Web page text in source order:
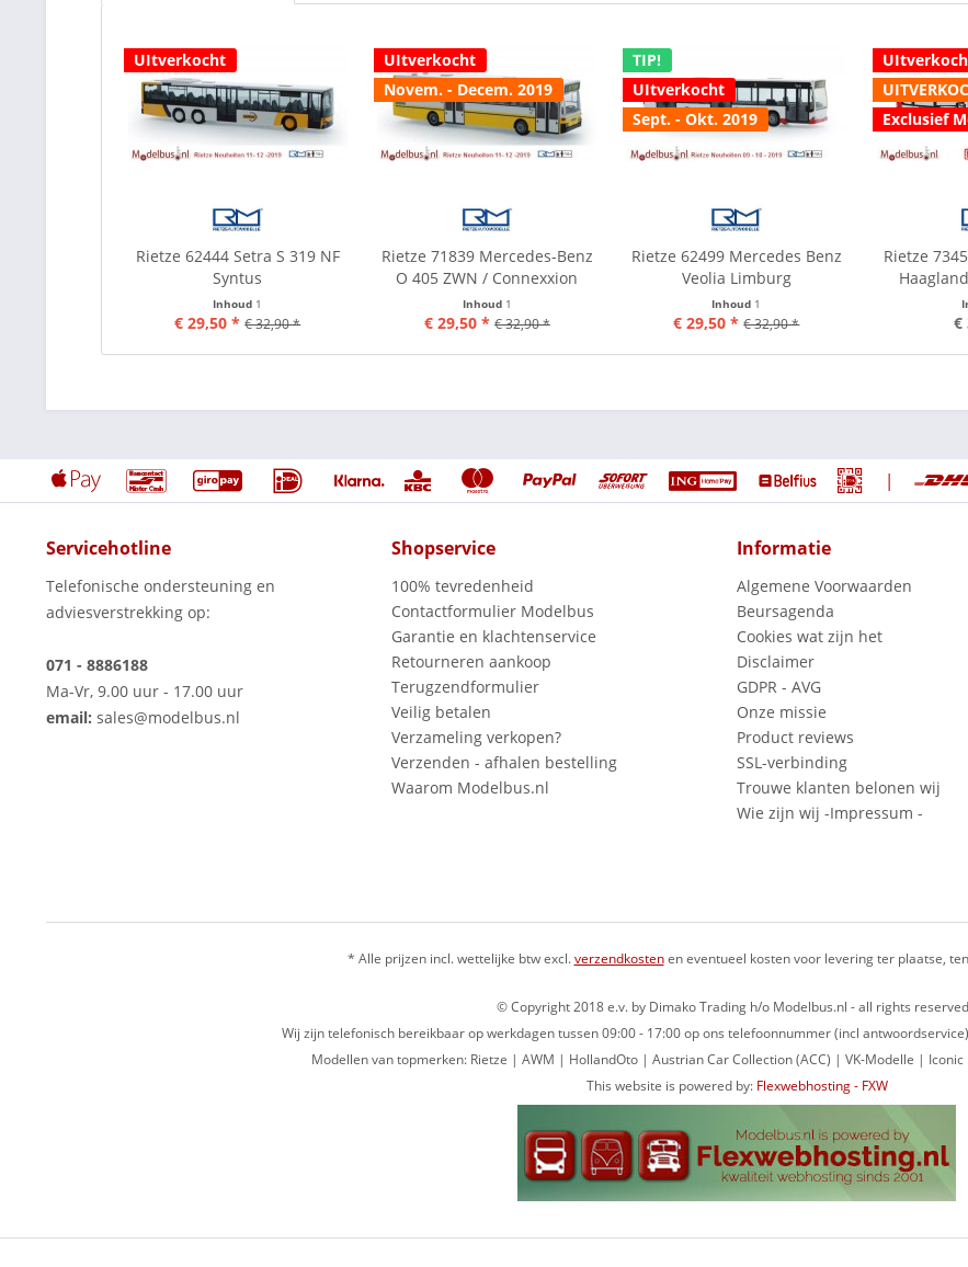
UItverkocht
Rietze 62444 Setra S 319 NF
Syntus
Inhoud 1
€ 29,50 * € 32,90 *
UItverkocht
Novem. - Decem. 2019
Rietze 71839 Mercedes-Benz
O 405 ZWN / Connexxion
Inhoud 1
€ 29,50 * € 32,90 *
TIP!
UItverkocht
Sept. - Okt. 2019
Rietze 62499 Mercedes Benz
Veolia Limburg
Inhoud 1
€ 29,50 * € 32,90 *
Exclusief
Rietze
€
|
Servicehotline
Telefonische ondersteuning en
adviesverstrekking op:
071 - 8886188
Ma-Vr, 9.00 uur - 17.00 uur
email: sales@modelbus.nl
Shopservice
100% tevredenheid
Contactformulier Modelbus
Garantie en klachtenservice
Retourneren aankoop
Terugzendformulier
Veilig betalen
Verzameling verkopen?
Verzenden - afhalen bestelling
Waarom Modelbus.nl
Informatie
Algemene Voorwaarden
Beursagenda
Cookies wat zijn het
Disclaimer
GDPR - AVG
Onze missie
Product reviews
SSL-verbinding
Trouwe klanten belonen wij
Wie zijn wij -Impressum -
* Alle prijzen incl. wettelijke btw excl.verzendkostenen eventueel kosten voor levering ter plaatse,
© Copyright 2018 e.v. by Dimako Trading h/o Modelbus.nl - all rights
Wij zijn telefonisch bereikbaar op werkdagen tussen 09:00 - 17:00 op ons telefoonnummer (incl
Modellen van topmerken: Rietze | AWM | HollandOto | Austrian Car Collection (ACC) | VK-Modelle |
This website is powered by: Flexwebhosting - FXW